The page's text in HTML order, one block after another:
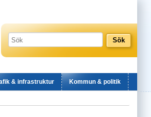
& infrastruktur Kommun & politik